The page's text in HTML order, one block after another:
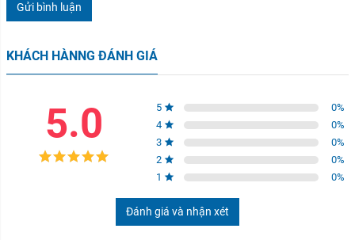
Gửi bình luận
KHÁCH HÀNNG ĐÁNH GIÁ
5.0 5 0%
4
0%
3
0%
2
0%
1
0%
Đánh giá và nhận xét